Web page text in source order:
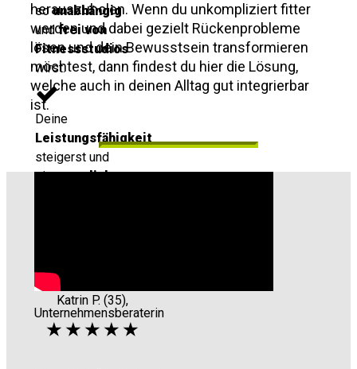
sounabhängig
undfrei von
Fitnessstudios
wirst.
Deine
Leistungsfähigkeit
steigerst und
einsportlicheres
herauszuholen. Wenn du unkompliziert fitter
werden und dabei gezielt Rückenprobleme
lösen und dein Bewusstsein transformieren
möchtest, dann findest du hier die Lösung,
welche auch in deinen Alltag gut integrierbar
ist.
Katrin P. (35),
Unternehmensberaterin
★ ★ ★ ★ ★